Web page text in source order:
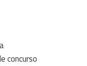
concurso